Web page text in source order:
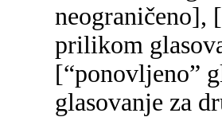
neograničeno],
prilikom
[“ponovljeno”
glasovanje za